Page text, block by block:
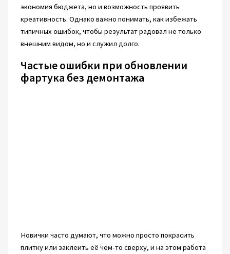
экономия бюджета, но и возможность проявить
креативность. Однако важно понимать, как избежать
типичных ошибок, чтобы результат радовал не только
внешним видом, но и служил долго.
Частые ошибки при обновлении
фартука без демонтажа
Новички часто думают, что можно просто покрасить
плитку или заклеить её чем-то сверху, и на этом работа